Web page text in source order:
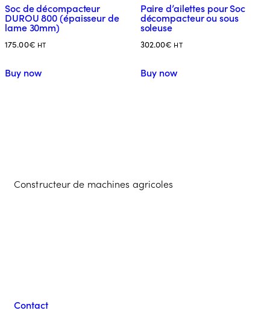
Soc de décompacteur
DUROU 800 (épaisseur de
lame 30mm)
175.00€ HT
Buy now
Paire d’ailettes pour Soc
décompacteur ou sous
soleuse
302.00€ HT
Buy now
Constructeur de machines agricoles
Contact